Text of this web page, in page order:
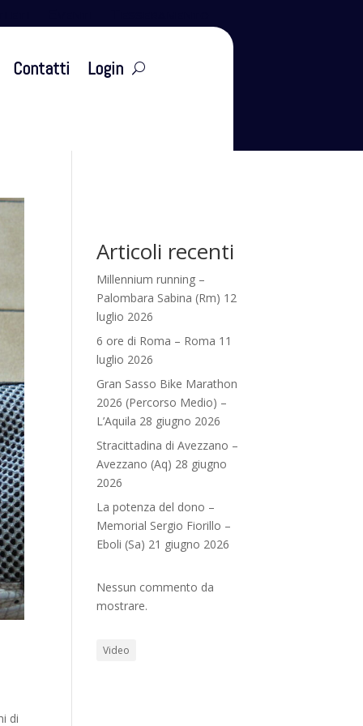
Contatti Login
di
Articoli recenti
Millennium running –
Palombara Sabina (Rm) 12
luglio 2026
6 ore di Roma – Roma 11
luglio 2026
Gran Sasso Bike Marathon
2026 (Percorso Medio) –
L’Aquila 28 giugno 2026
Stracittadina di Avezzano –
Avezzano (Aq) 28 giugno
2026
La potenza del dono –
Memorial Sergio Fiorillo –
Eboli (Sa) 21 giugno 2026
Nessun commento da
mostrare.
Video